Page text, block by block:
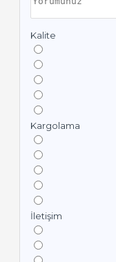
Kalite
Kargolama
İletişim